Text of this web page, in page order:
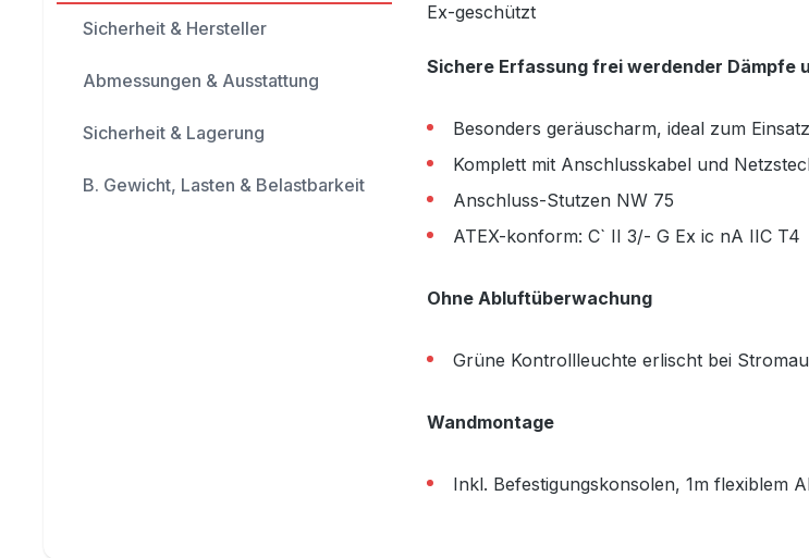
Sicherheit & Hersteller
Abmessungen & Ausstattung
Sicherheit & Lagerung
B. Gewicht, Lasten & Belastbarkeit
Ex-geschützt
Sichere Erfassung frei werdender Dämpfe
Besonders geräuscharm, ideal zum
Komplett mit Anschlusskabel und
Anschluss-Stutzen NW 75
ATEX-konform: C` II 3/- G Ex ic nA IIC T4
Ohne Abluftüberwachung
Grüne Kontrollleuchte erlischt bei
Wandmontage
Inkl. Befestigungskonsolen, 1m flexiblem